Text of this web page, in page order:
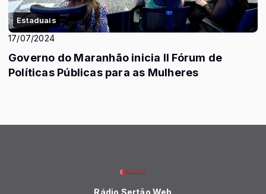
Estaduais
17/07/2024
Governo do Maranhão inicia II Fórum de
Políticas Públicas para as Mulheres
Rádio Sertão Web